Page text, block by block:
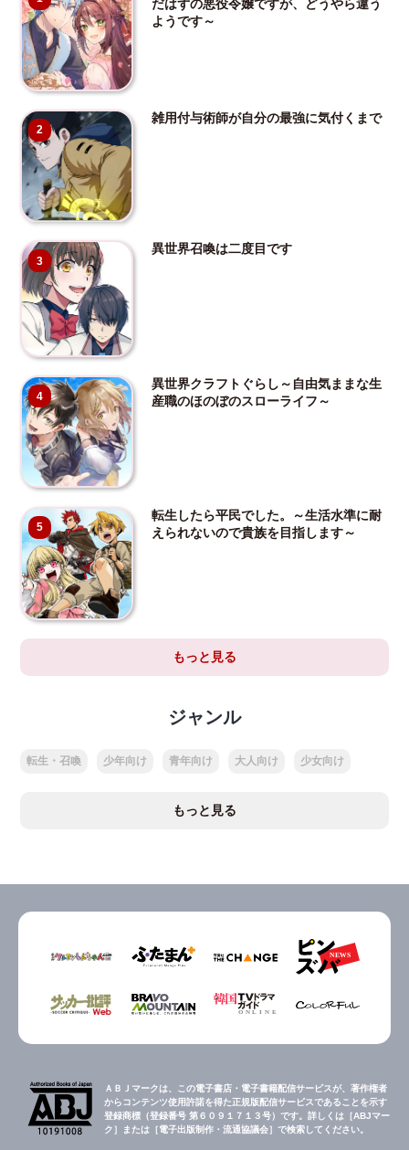
だはずの悪役令嬢ですが、どうやら違う
ようです～
2
雑用付与術師が自分の最強に気付くまで
3
異世界召喚は二度目です
4
異世界クラフトぐらし～自由気ままな生
産職のほのぼのスローライフ～
5
転生したら平民でした。～生活水準に耐
えられないので貴族を目指します～
もっと見る
ジャンル
転生・召喚 少年向け 青年向け 大人向け 少女向け
もっと見る
ＡＢＪマークは、この電子書店・電子書籍配信サービスが、著作権者
からコンテンツ使用許諾を得た正規版配信サービスであることを示す
登録商標（登録番号 第６０９１７１３号）です。詳しくは［ABJマー
ク］または［電子出版制作・流通協議会］で検索してください。